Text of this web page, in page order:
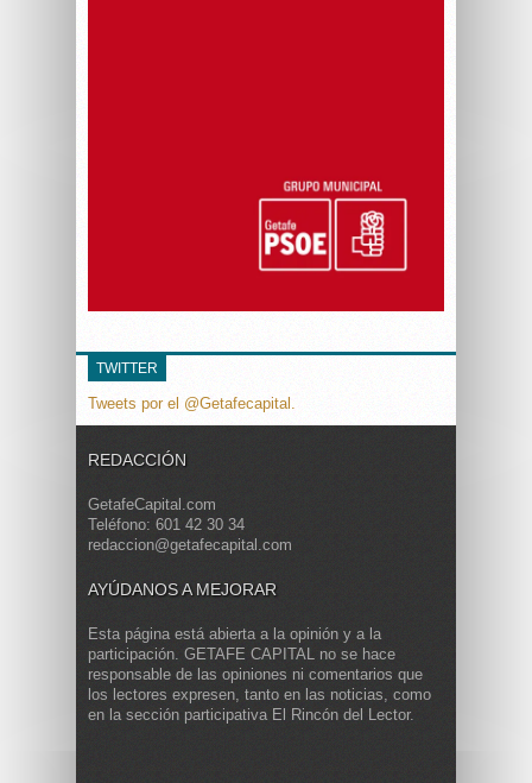
TWITTER
Tweets por el @Getafecapital.
REDACCIÓN
GetafeCapital.com
Teléfono: 601 42 30 34
redaccion@getafecapital.com
AYÚDANOS A MEJORAR
Esta página está abierta a la opinión y a la
participación. GETAFE CAPITAL no se hace
responsable de las opiniones ni comentarios que
los lectores expresen, tanto en las noticias, como
en la sección participativa El Rincón del Lector.